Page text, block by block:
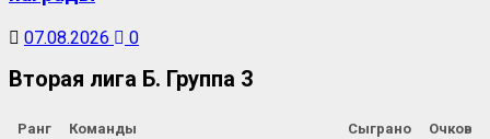
07.08.2026 0
Вторая лига Б. Группа 3
Ранг Команды Сыграно Очков